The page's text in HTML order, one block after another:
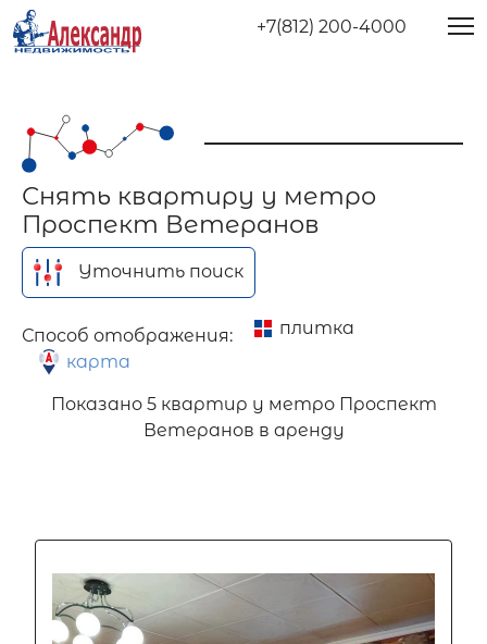
+7(812) 200-4000
Снять квартиру у метро
Проспект Ветеранов
Уточнить поиск
Способ отображения:
плитка
карта
Показано 5 квартир у метро Проспект
Ветеранов в аренду